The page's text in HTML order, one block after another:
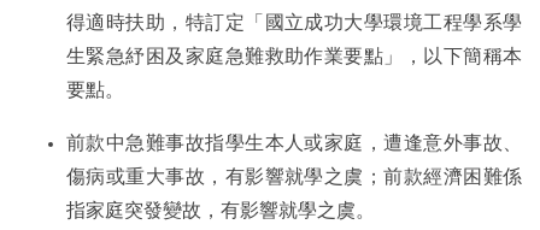
急難救助
系學會介紹
得適時扶助，特訂定「 國立成功大學環境工程學系學
生緊急紓困及家庭急難救助作業要點 」，以下簡稱本
要點。
前款中急難事故指學生本人或家庭，遭逢意外事故、
傷病或重大事故，有影響就學之虞；前款經濟困難係
指家庭突發變故，有影響就學之虞。